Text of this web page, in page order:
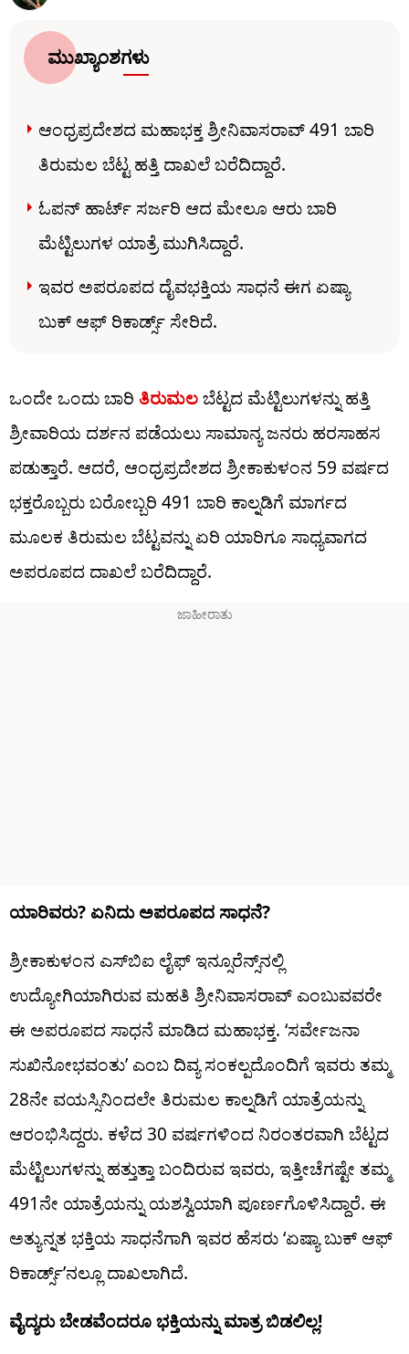
ಮುಖ್ಯಾಂಶಗಳು
ಆಂಧ್ರಪ್ರದೇಶದ ಮಹಾಭಕ್ತ ಶ್ರೀನಿವಾಸರಾವ್ 491 ಬಾರಿ
ತಿರುಮಲ ಬೆಟ್ಟ ಹತ್ತಿ ದಾಖಲೆ ಬರೆದಿದ್ದಾರೆ.
ಓಪನ್ ಹಾರ್ಟ್ ಸರ್ಜರಿ ಆದ ಮೇಲೂ ಆರು ಬಾರಿ
ಮೆಟ್ಟಿಲುಗಳ ಯಾತ್ರೆ ಮುಗಿಸಿದ್ದಾರೆ.
ಇವರ ಅಪರೂಪದ ದೈವಭಕ್ತಿಯ ಸಾಧನೆ ಈಗ ಏಷ್ಯಾ
ಬುಕ್ ಆಫ್ ರಿಕಾರ್ಡ್ಸ್ ಸೇರಿದೆ.
ಒಂದೇ ಒಂದು ಬಾರಿ ತಿರುಮಲಬೆಟ್ಟದ ಮೆಟ್ಟಿಲುಗಳನ್ನು ಹತ್ತಿ
ಶ್ರೀವಾರಿಯ ದರ್ಶನ ಪಡೆಯಲು ಸಾಮಾನ್ಯ ಜನರು ಹರಸಾಹಸ
ಪಡುತ್ತಾರೆ. ಆದರೆ, ಆಂಧ್ರಪ್ರದೇಶದ ಶ್ರೀಕಾಕುಳಂನ 59 ವರ್ಷದ
ಭಕ್ತರೊಬ್ಬರು ಬರೋಬ್ಬರಿ 491 ಬಾರಿ ಕಾಲ್ನಡಿಗೆ ಮಾರ್ಗದ
ಮೂಲಕ ತಿರುಮಲ ಬೆಟ್ಟವನ್ನು ಏರಿ ಯಾರಿಗೂ ಸಾಧ್ಯವಾಗದ
ಅಪರೂಪದ ದಾಖಲೆ ಬರೆದಿದ್ದಾರೆ.
ಯಾರಿವರು? ಏನಿದು ಅಪರೂಪದ ಸಾಧನೆ?
ಶ್ರೀಕಾಕುಳಂನ ಎಸ್‌ಬಿಐ ಲೈಫ್ ಇನ್ಸೂರೆನ್ಸ್‌ನಲ್ಲಿ
ಉದ್ಯೋಗಿಯಾಗಿರುವ ಮಹತಿ ಶ್ರೀನಿವಾಸರಾವ್ ಎಂಬುವವರೇ
ಈ ಅಪರೂಪದ ಸಾಧನೆ ಮಾಡಿದ ಮಹಾಭಕ್ತ. ‘ಸರ್ವೇಜನಾ
ಸುಖಿನೋಭವಂತು’ ಎಂಬ ದಿವ್ಯ ಸಂಕಲ್ಪದೊಂದಿಗೆ ಇವರು ತಮ್ಮ
28ನೇ ವಯಸ್ಸಿನಿಂದಲೇ ತಿರುಮಲ ಕಾಲ್ನಡಿಗೆ ಯಾತ್ರೆಯನ್ನು
ಆರಂಭಿಸಿದ್ದರು. ಕಳೆದ 30 ವರ್ಷಗಳಿಂದ ನಿರಂತರವಾಗಿ ಬೆಟ್ಟದ
ಮೆಟ್ಟಿಲುಗಳನ್ನು ಹತ್ತುತ್ತಾ ಬಂದಿರುವ ಇವರು, ಇತ್ತೀಚೆಗಷ್ಟೇ ತಮ್ಮ
491ನೇ ಯಾತ್ರೆಯನ್ನು ಯಶಸ್ವಿಯಾಗಿ ಪೂರ್ಣಗೊಳಿಸಿದ್ದಾರೆ. ಈ
ಅತ್ಯುನ್ನತ ಭಕ್ತಿಯ ಸಾಧನೆಗಾಗಿ ಇವರ ಹೆಸರು ‘ಏಷ್ಯಾ ಬುಕ್ ಆಫ್
ರಿಕಾರ್ಡ್ಸ್’ನಲ್ಲೂ ದಾಖಲಾಗಿದೆ.
ವೈದ್ಯರು ಬೇಡವೆಂದರೂ ಭಕ್ತಿಯನ್ನು ಮಾತ್ರ ಬಿಡಲಿಲ್ಲ!